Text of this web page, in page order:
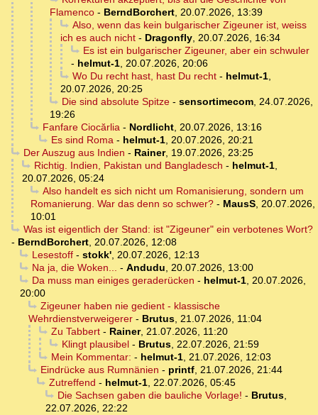
Flamenco - BerndBorchert, 20.07.2026, 13:39
Also, wenn das kein bulgarischer Zigeuner ist, weiss
ich es auch nicht - Dragonfly, 20.07.2026, 16:34
Es ist ein bulgarischer Zigeuner, aber ein schwuler
- helmut-1, 20.07.2026, 20:06
Wo Du recht hast, hast Du recht- helmut-1,
20.07.2026, 20:25
Die sind absolute Spitze- sensortimecom, 24.07.2026,
19:26
Fanfare Ciocărlia- Nordlicht, 20.07.2026, 13:16
Es sind Roma- helmut-1, 20.07.2026, 20:21
Der Auszug aus Indien - Rainer, 19.07.2026, 23:25
Richtig. Indien, Pakistan und Bangladesch - helmut-1,
20.07.2026, 05:24
Also handelt es sich nicht um Romanisierung, sondern um
Romanierung. War das denn so schwer? - MausS, 20.07.2026,
10:01
Was ist eigentlich der Stand: ist "Zigeuner" ein verbotenes Wort?
- BerndBorchert, 20.07.2026, 12:08
Lesestoff- stokk', 20.07.2026, 12:13
Na ja, die Woken... - Andudu, 20.07.2026, 13:00
Da muss man einiges geraderücken - helmut-1, 20.07.2026,
20:00
Zigeuner haben nie gedient - klassische
Wehrdienstverweigerer - Brutus, 21.07.2026, 11:04
Zu Tabbert- Rainer, 21.07.2026, 11:20
Klingt plausibel- Brutus, 22.07.2026, 21:59
Mein Kommentar: - helmut-1, 21.07.2026, 12:03
Eindrücke aus Rumnänien - printf, 21.07.2026, 21:44
Zutreffend - helmut-1, 22.07.2026, 05:45
Die Sachsen gaben die bauliche Vorlage! - Brutus,
22.07.2026, 22:22